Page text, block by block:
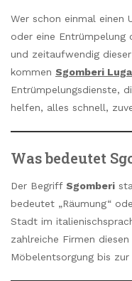
Wer schon einmal einen
oder eine Entrümpelung
und zeitaufwendig
kommen Sgomberi
Entrümpelungsdienste,
helfen, alles schnell,
Was bedeutet
Der Begriff Sgomberi
bedeutet „Räumung“
Stadt im
zahlreiche Firmen
Möbelentsorgung bis